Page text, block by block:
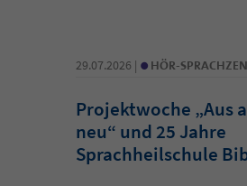
29.07.2026 | • HÖR-
Projektwoche „Aus
neu“ und 25 Jahre
Sprachheilschule